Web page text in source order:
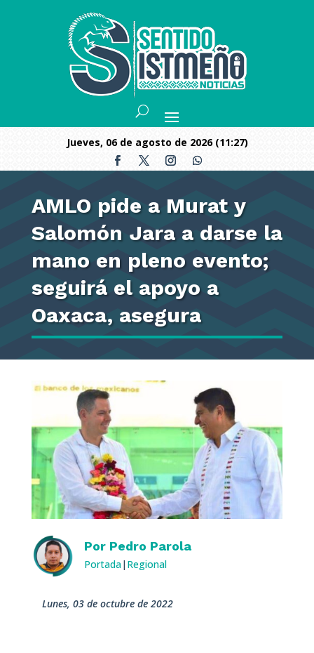
jueves, 06 de agosto de 2026 (11:27)
AMLO pide a Murat y
Salomón Jara a darse la
mano en pleno evento;
seguirá el apoyo a
Oaxaca, asegura
Por Pedro Parola
Portada| Regional
lunes, 03 de octubre de 2022